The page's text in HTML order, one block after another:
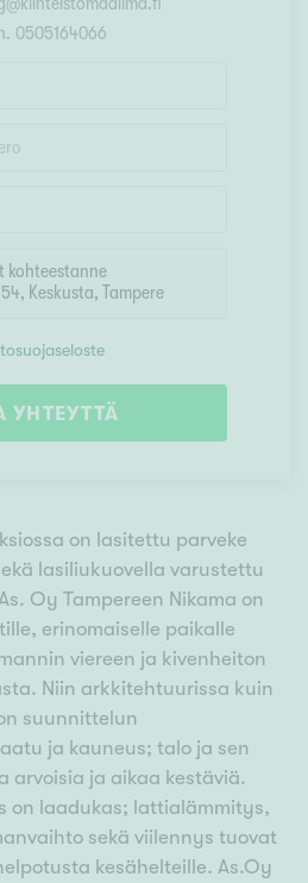
0505164066
YHTEYTTÄ
on lasitettu parveke
lasiliukuovella varustettu
Oy Tampereen Nikama on
erinomaiselle paikalle
viereen ja kivenheiton
Niin arkkitehtuurissa kuin
suunnittelun
ja kauneus; talo ja sen
arvoisia ja aikaa kestäviä.
on laadukas; lattialämmitys,
sekä viilennys tuovat
kesähelteille. As.Oy